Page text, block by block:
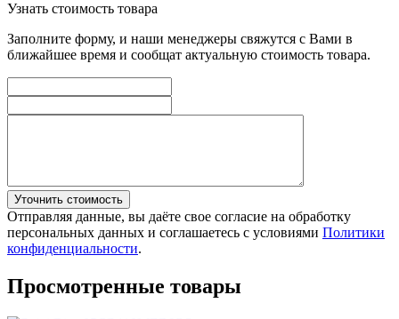
Узнать стоимость товара
Заполните форму, и наши менеджеры свяжутся с Вами в
ближайшее время и сообщат актуальную стоимость товара.
Уточнить стоимость
Отправляя данные, вы даёте свое согласие на обработку
персональных данных и соглашаетесь с условиями Политики
конфиденциальности.
Просмотренные товары